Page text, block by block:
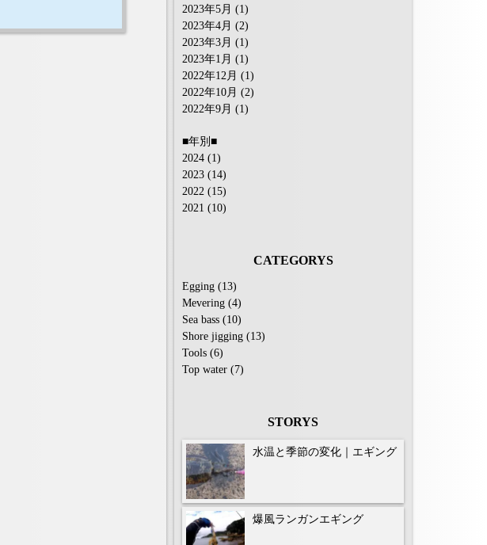
2023年5月 (1)
2023年4月 (2)
2023年3月 (1)
2023年1月 (1)
2022年12月 (1)
2022年10月 (2)
2022年9月 (1)
■年別■
2024 (1)
2023 (14)
2022 (15)
2021 (10)
CATEGORYS
Egging (13)
Mevering (4)
Sea ​​bass (10)
Shore jigging (13)
Tools (6)
Top water (7)
STORYS
水温と季節の変化｜エギング
爆風ランガンエギング